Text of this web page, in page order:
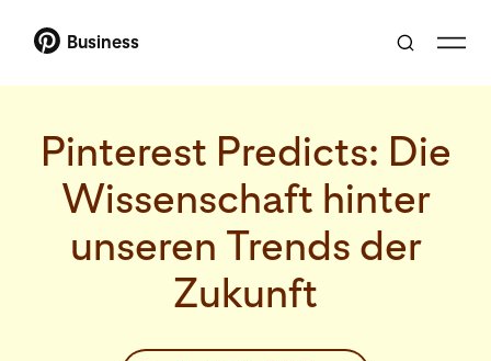
Business
Pinterest Predicts: Die
Wissenschaft hinter
unseren Trends der
Zukunft